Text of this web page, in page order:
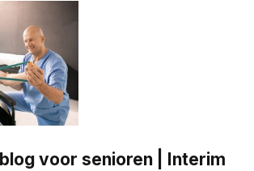
voor senioren | Interim